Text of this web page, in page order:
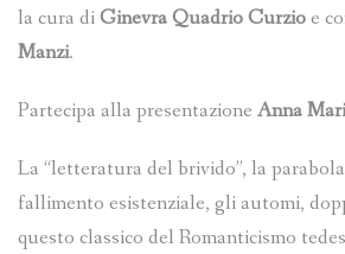
la cura diGinevra Quadrio Curzioe
Manzi.
Partecipa alla presentazione Anna
La “letteratura del brivido”, la
fallimento esistenziale, gli automi,
questo classico del Romanticismo